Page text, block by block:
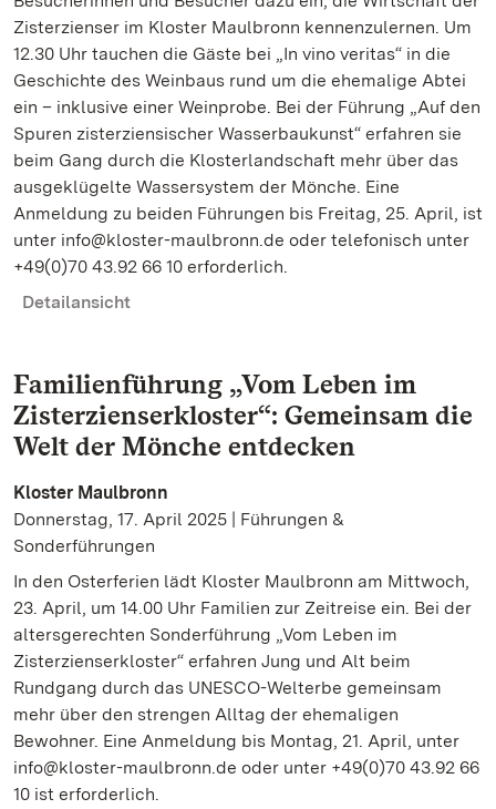
Zisterzienser im Kloster Maulbronn kennenzulernen. Um
12.30 Uhr tauchen die Gäste bei „In vino veritas“ in die
Geschichte des Weinbaus rund um die ehemalige Abtei
ein – inklusive einer Weinprobe. Bei der Führung „Auf den
Spuren zisterziensischer Wasserbaukunst“ erfahren sie
beim Gang durch die Klosterlandschaft mehr über das
ausgeklügelte Wassersystem der Mönche. Eine
Anmeldung zu beiden Führungen bis Freitag, 25. April, ist
unter info@kloster-maulbronn.de oder telefonisch unter
+49(0)70 43.92 66 10 erforderlich.
Detailansicht
Familienführung „Vom Leben im
Zisterzienserkloster“: Gemeinsam die
Welt der Mönche entdecken
Kloster Maulbronn
Donnerstag, 17. April 2025 | Führungen &
Sonderführungen
In den Osterferien lädt Kloster Maulbronn am Mittwoch,
23. April, um 14.00 Uhr Familien zur Zeitreise ein. Bei der
altersgerechten Sonderführung „Vom Leben im
Zisterzienserkloster“ erfahren Jung und Alt beim
Rundgang durch das UNESCO-Welterbe gemeinsam
mehr über den strengen Alltag der ehemaligen
Bewohner. Eine Anmeldung bis Montag, 21. April, unter
info@kloster-maulbronn.de oder unter +49(0)70 43.92 66
10 ist erforderlich.